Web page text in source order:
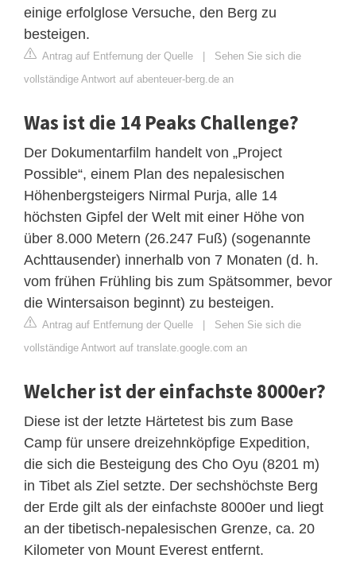
einige erfolglose Versuche, den Berg zu
besteigen.
Antrag auf Entfernung der Quelle | Sehen Sie sich die
vollständige Antwort auf abenteuer-berg.de an
Was ist die 14 Peaks Challenge?
Der Dokumentarfilm handelt von „Project
Possible“, einem Plan des nepalesischen
Höhenbergsteigers Nirmal Purja, alle 14
höchsten Gipfel der Welt mit einer Höhe von
über 8.000 Metern (26.247 Fuß) (sogenannte
Achttausender) innerhalb von 7 Monaten (d. h.
vom frühen Frühling bis zum Spätsommer, bevor
die Wintersaison beginnt) zu besteigen.
Antrag auf Entfernung der Quelle | Sehen Sie sich die
vollständige Antwort auf translate.google.com an
Welcher ist der einfachste 8000er?
Diese ist der letzte Härtetest bis zum Base
Camp für unsere dreizehnköpfige Expedition,
die sich die Besteigung des Cho Oyu (8201 m)
in Tibet als Ziel setzte. Der sechshöchste Berg
der Erde gilt als der einfachste 8000er und liegt
an der tibetisch-nepalesischen Grenze, ca. 20
Kilometer von Mount Everest entfernt.